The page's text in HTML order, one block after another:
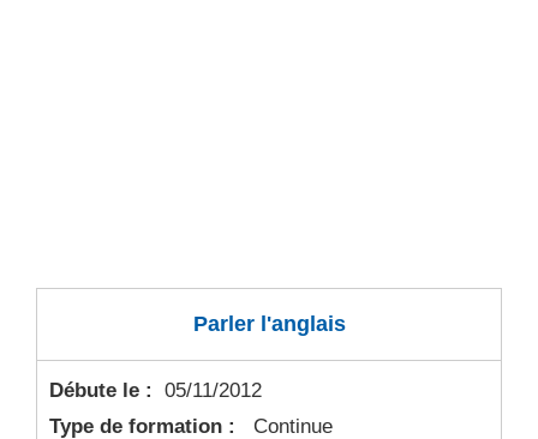
Parler l'anglais
Débute le :
05/11/2012
Type de formation :
Continue